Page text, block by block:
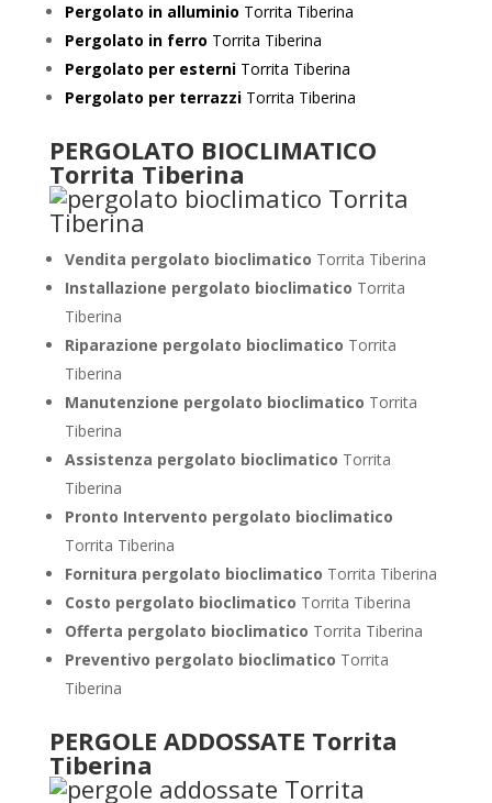
Pergolato in alluminio Torrita Tiberina
Pergolato in ferro Torrita Tiberina
Pergolato per esterniTorrita Tiberina
Pergolato per terrazziTorrita Tiberina
PERGOLATO BIOCLIMATICO
Torrita Tiberina
Vendita pergolato bioclimatico Torrita Tiberina
Installazione pergolato bioclimatico Torrita
Tiberina
Riparazione pergolato bioclimatico Torrita
Tiberina
Manutenzione pergolato bioclimatico Torrita
Tiberina
Assistenza pergolato bioclimatico Torrita
Tiberina
Pronto Intervento pergolato bioclimatico
Torrita Tiberina
Fornitura pergolato bioclimatico Torrita Tiberina
Costo pergolato bioclimatico Torrita Tiberina
Offerta pergolato bioclimatico Torrita Tiberina
Preventivo pergolato bioclimatico Torrita
Tiberina
PERGOLE ADDOSSATE Torrita
Tiberina